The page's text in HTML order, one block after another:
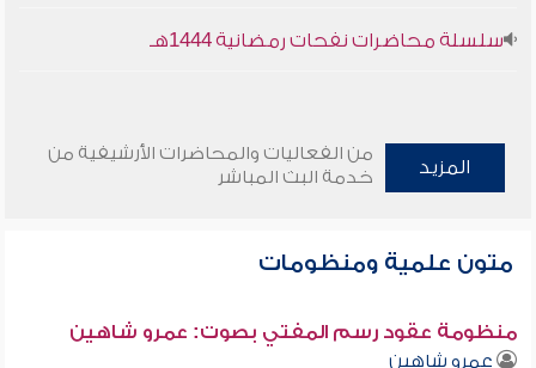
سلسلة محاضرات نفحات رمضانية 1444هـ
المزيد
من الفعاليات والمحاضرات الأرشيفية من
خدمة البث المباشر
متون علمية ومنظومات
منظومة عقود رسم المفتي بصوت: عمرو شاهين
عمرو شاهين